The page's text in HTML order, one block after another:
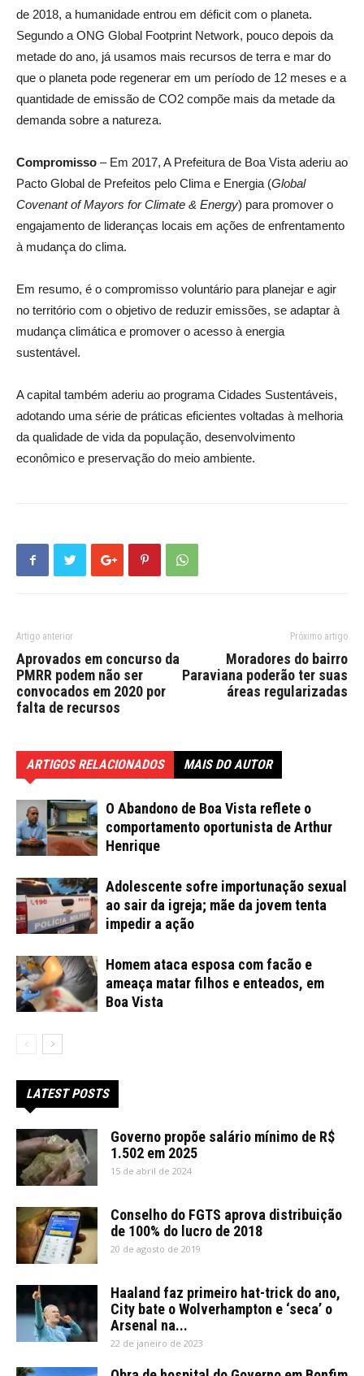
de 2018, a humanidade entrou em déficit com o planeta.
Segundo a ONG Global Footprint Network, pouco depois da
metade do ano, já usamos mais recursos de terra e mar do
que o planeta pode regenerar em um período de 12 meses e a
quantidade de emissão de CO2 compõe mais da metade da
demanda sobre a natureza.
Compromisso – Em 2017, A Prefeitura de Boa Vista aderiu ao
Pacto Global de Prefeitos pelo Clima e Energia (Global
Covenant of Mayors for Climate & Energy) para promover o
engajamento de lideranças locais em ações de enfrentamento
à mudança do clima.
Em resumo, é o compromisso voluntário para planejar e agir
no território com o objetivo de reduzir emissões, se adaptar à
mudança climática e promover o acesso à energia
sustentável.
A capital também aderiu ao programa Cidades Sustentáveis,
adotando uma série de práticas eficientes voltadas à melhoria
da qualidade de vida da população, desenvolvimento
econômico e preservação do meio ambiente.
Artigo anterior
Aprovados em concurso da
PMRR podem não ser
convocados em 2020 por
falta de recursos
Próximo artigo
Moradores do bairro
Paraviana poderão ter suas
áreas regularizadas
ARTIGOS RELACIONADOS MAIS DO AUTOR
O Abandono de Boa Vista reflete o
comportamento oportunista de Arthur
Henrique
Adolescente sofre importunação sexual
ao sair da igreja; mãe da jovem tenta
impedir a ação
Homem ataca esposa com facão e
ameaça matar filhos e enteados, em
Boa Vista
LATEST POSTS
Governo propõe salário mínimo de R$
1.502 em 2025
15 de abril de 2024
Conselho do FGTS aprova distribuição
de 100% do lucro de 2018
20 de agosto de 2019
Haaland faz primeiro hat-trick do ano,
City bate o Wolverhampton e ‘seca’ o
Arsenal na...
22 de janeiro de 2023